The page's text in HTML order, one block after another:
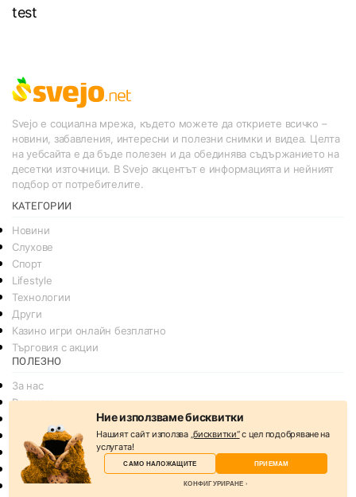
test
Svejo е социална мрежа, където можете да откриете всичко –
новини, забавления, интересни и полезни снимки и видеа. Целта
на уебсайта е да бъде полезен и да обединява съдържанието на
десетки източници. В Svejo акцентът е информацията и нейният
подбор от потребителите.
КАТЕГОРИИ
Новини
Слухове
Спорт
Lifestyle
Технологии
Други
Казино игри онлайн безплатно
Търговия с акции
ПОЛЕЗНО
За нас
Реклама
Условия за споделяне
Политика за поверителснот
Политика на Бисквитките
Контакти
Ние използваме бисквитки
Нашият сайт използва „бисквитки“с цел подобряване на
услугата!
САМО НАЛОЖАЩИТЕ ПРИЕМАМ
КОНФИГУРИРАНЕ